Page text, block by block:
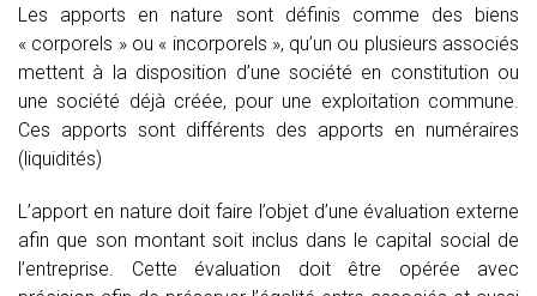
Les apports en nature sont définis comme des biens
« corporels » ou « incorporels », qu’un ou plusieurs associés
mettent à la disposition d’une société en constitution ou
une société déjà créée, pour une exploitation commune.
Ces apports sont différents des apports en numéraires
(liquidités)
L’apport en nature doit faire l’objet d’une évaluation externe
afin que son montant soit inclus dans le capital social de
l’entreprise. Cette évaluation doit être opérée avec